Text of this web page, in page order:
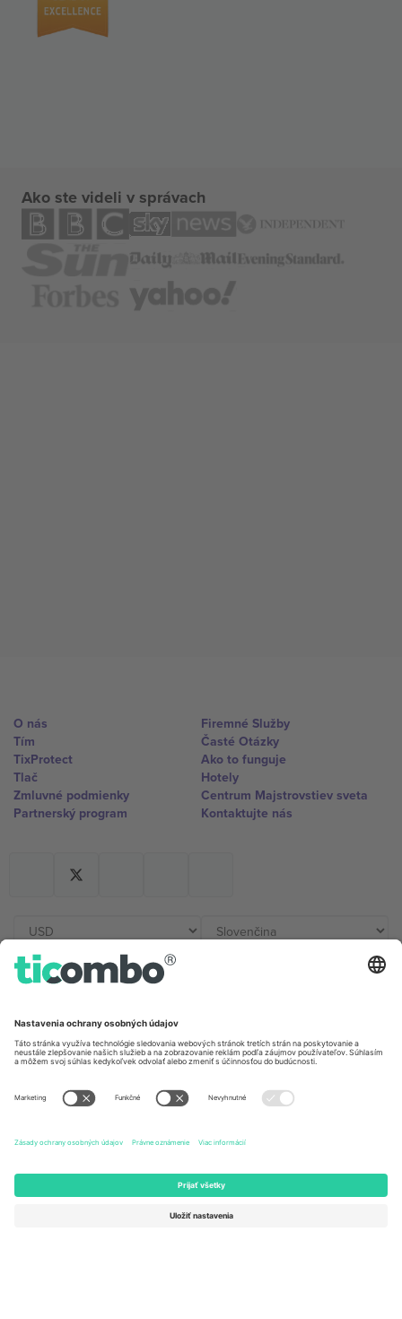
Ako ste videli v správach
O nás
Tím
TixProtect
Tlač
Zmluvné podmienky
Partnerský program
Firemné Služby
Časté Otázky
Ako to funguje
Hotely
Centrum Majstrovstiev sveta
Kontaktujte nás
Unter den Linden 24, 10117
167 City Road, London, Greater
Kingdom
United States
Newark, Delaware 19713, United
States
Switzerland
Engelberg, Switzerland